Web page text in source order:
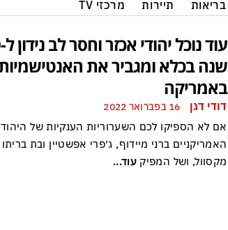
בריאות תיירות מרכזי TV
שנה בכלא ומגביר את
באמריקה
דודי דגן
אם לא הספיקו לכם השערוריות הענקיות של
האמריקניים ברני מיידוף, ג׳פרי אפשטיין ובת
מקסוול, ושל המפיק עוד...